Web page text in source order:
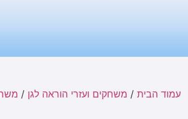
עמוד הבית/ משחקים ועזרי הוראה לגן /